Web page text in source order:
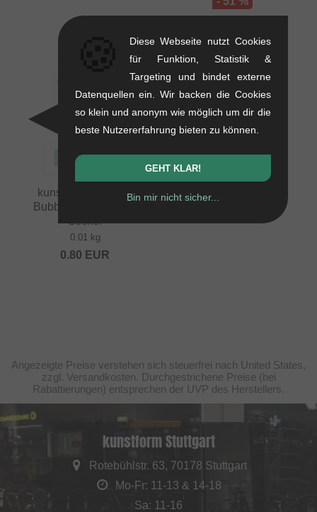
kunstform "Speech
Bubble Logo Plotter"
Sticker
0.01 kg
0.80 EUR
Angezeigte Preise verstehen sich steuerfrei nach United States,
zzgl. Versandkosten. Durchgestrichene Preise (bei
Rabattierungen) entsprechen der UVP des Herstellers.
kunstform Stuttgart
Rotebühlstr. 63, 70178 Stuttgart
Mo-Fr: 11-13 & 14-18
Sa: 11-16
Diese Webseite nutzt Cookies
für Funktion, Statistik &
Targeting und bindet externe
Datenquellen ein. Wir backen die Cookies
so klein und anonym wie möglich um dir die
beste Nutzererfahrung bieten zu können.
GEHT KLAR!
Bin mir nicht sicher...